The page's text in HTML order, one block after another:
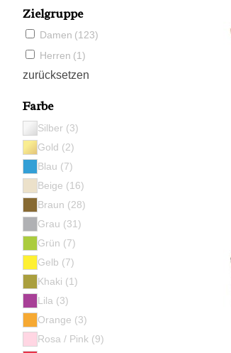
Zielgruppe
Damen (123)
Herren (1)
zurücksetzen
Farbe
Silber (3)
Gold (2)
Blau (7)
Beige (16)
Braun (28)
Grau (31)
Grün (7)
Gelb (7)
Khaki (1)
Lila (3)
Orange (3)
Rosa / Pink (9)